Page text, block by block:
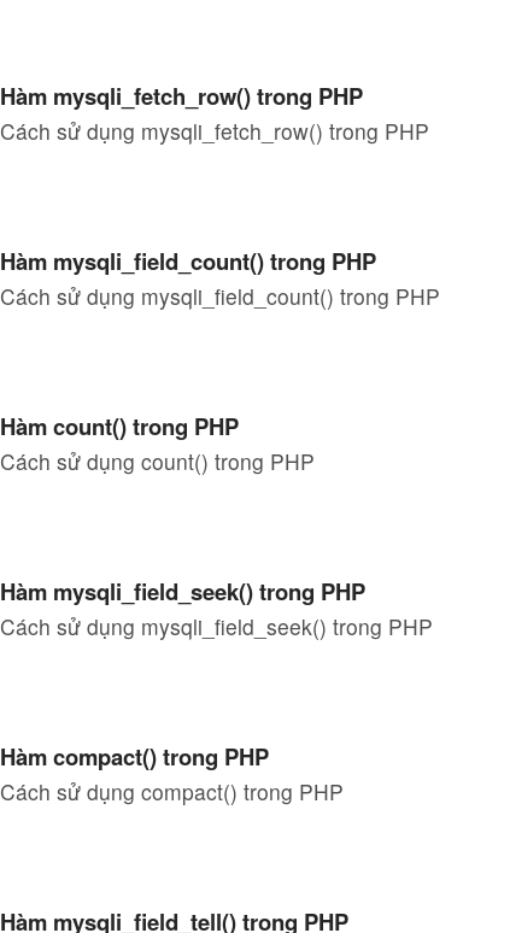
Hàm mysqli_fetch_row() trong PHP
Cách sử dụng mysqli_fetch_row() trong PHP
Hàm mysqli_field_count() trong PHP
Cách sử dụng mysqli_field_count() trong PHP
Hàm count() trong PHP
Cách sử dụng count() trong PHP
Hàm mysqli_field_seek() trong PHP
Cách sử dụng mysqli_field_seek() trong PHP
Hàm compact() trong PHP
Cách sử dụng compact() trong PHP
Hàm mysqli_field_tell() trong PHP